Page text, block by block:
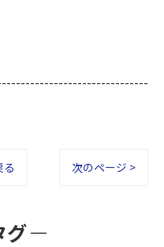
る 次のページ >
グ